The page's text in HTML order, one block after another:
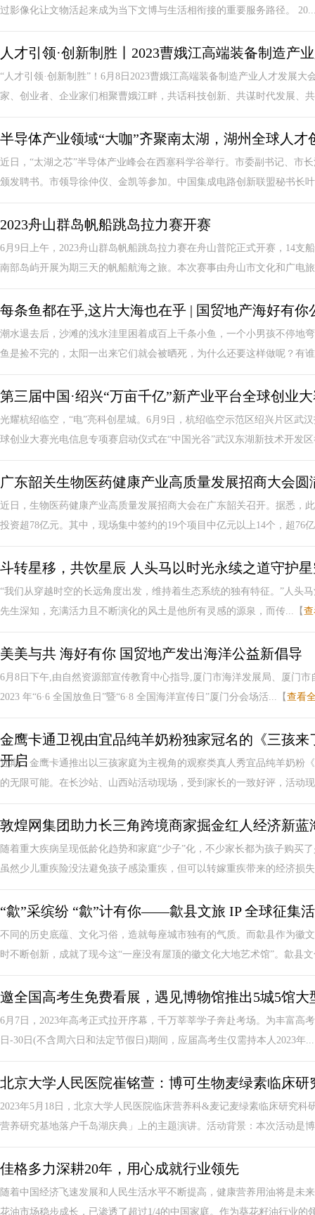
过影像化让文物活起来成为当下文博与生活相衔接的重要服务路径。
人才引领·创新制胜丨2023曹娥江高端装备制造产
“人才引领·创新制胜”！6月8日2023曹娥江高端装备制造产业人才发展
家、创业者、企业家们相聚曹娥江畔，共话科技创新、共谋时代发展、
半导体产业领域“大咖”齐聚南太湖，湖州全球人
近日，“太湖之芯”半导体产业峰会在西塞科学谷举行。市委副书记、市
颁发聘书。市领导徐仲仪、金凯等参加。中国集成电路创新联盟秘书长
2023舟山群岛帆船跳岛拉力赛开赛
6月9日上午，2023舟山群岛帆船跳岛拉力赛在舟山普陀正式开赛，14支
南部岛屿开展为期三天的帆船航海之旅。本次赛事由舟山市文化和广电
每条鱼都在乎,这片大海也在乎 | 国贸地产海好有你
潮水退去后，沙滩的浅水洼里困着成百上千条小鱼，一个小男孩不停地
鱼是捡不完的，太阳一出来它们就会被晒死，为什么还要这样做呢？有
第三届中国·绍兴“万亩千亿”新产业平台全球创业
光耀杭绍临空，“电”亮科创星城。6月9日，杭绍临空示范区绍兴片区武
球创业大赛光电信息专项赛启动仪式在“中国光谷”武汉东湖新技术开发
广东韶关生物医药健康产业高质量发展招商大会圆
近日，生物医药健康产业高质量发展招商大会在广东韶关召开。据悉，
投资超78亿元。其中，现场集中签约的19个项目中亿元以上14个，超76
斗转星移，共饮星辰 人头马以时光永续之道守护
“我们从穿越时空的长远角度出发，维持着生态系统的独有特征。”人头
先生深知，充满活力且不断演化的风土是他所有灵感的源泉，而传...【
美美与共 海好有你 国贸地产发出海洋公益新倡导
6月8日下午,由自然资源部宣传教育中心指导,厦门市海洋发展局、厦门
2023 年“6·6 全国放鱼日”暨“6·8 全国海洋宣传日”厦门分会场活...【 查看
金鹰卡通卫视由宜品纯羊奶粉独家冠名的《三孩
开启
近期，金鹰卡通推出以三孩家庭为主视角的观察类真人秀宜品纯羊奶粉
的无限可能。在长沙站、山西站活动现场，受到家长的一致好评，活动
敦煌网集团助力长三角跨境商家掘金红人经济新蓝
随着重大疾病呈现低龄化趋势和家庭“少子”化，不少家长都为孩子购买
虽然少儿重疾险没法避免孩子感染重疾，但可以转嫁重疾带来的经济损
“歙”采缤纷 “歙”计有你——歙县文旅 IP 全球征集
不同的历史底蕴、文化习俗，造就每座城市独有的气质。而歙县作为徽
时不断创新，成就了现今这“一座没有屋顶的徽文化大地艺术馆”。歙县
邀全国高考生免费看展，遇见博物馆推出5城5馆大
6月7日，2023年高考正式拉开序幕，千万莘莘学子奔赴考场。为丰富高
日-30日(不含周六日和法定节假日)期间，应届高考生仅需持本人2023年
北京大学人民医院崔铭萱：博可生物麦绿素临床
2023年5月18日，北京大学人民医院临床营养科&麦记麦绿素临床研究
营养研究基地落户千岛湖庆典」上的主题演讲。活动背景：本次活动是
佳格多力深耕20年，用心成就行业领先
随着中国经济飞速发展和人民生活水平不断提高，健康营养用油将是未
花油市场稳步成长，已渗透了超过1/4的中国家庭。作为葵花籽油行业的